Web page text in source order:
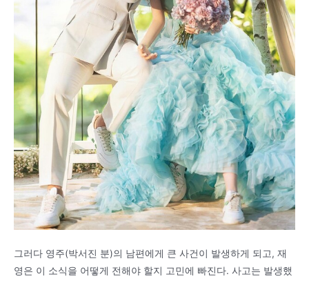
그러다 영주(박서진 분)의 남편에게 큰 사건이 발생하게 되고, 재
영은 이 소식을 어떻게 전해야 할지 고민에 빠진다. 사고는 발생했